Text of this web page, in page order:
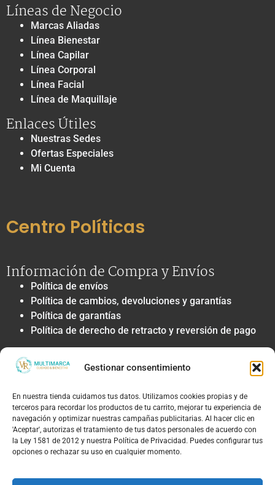
Gestionar consentimiento
En nuestra tienda cuidamos tus datos. Utilizamos cookies propias y de
terceros para recordar los productos de tu carrito, mejorar tu experiencia de
navegación y optimizar nuestras campañas publicitarias. Al hacer clic en
'Aceptar', autorizas el tratamiento de tus datos personales de acuerdo con
la Ley 1581 de 2012 y nuestra Política de Privacidad. Puedes configurar tus
opciones o rechazar su uso en cualquier momento.
Líneas de Negocio
Marcas Aliadas
Línea Bienestar
Línea Capilar
Línea Corporal
Línea Facial
Línea de Maquillaje
Enlaces Útiles
Nuestras Sedes
Ofertas Especiales
Mi Cuenta
Centro Políticas
Información de Compra y Envíos
Política de envíos
Política de cambios, devoluciones y garantías
Política de garantías
Política de derecho de retracto y reversión de pago
Privacidad y Tratamiento de Datos
Política de privacidad y tratamiento de datos
Autorización de contacto, marketing y
comunicaciones comerciales
Política de cookies
Términos Legales y Soporte